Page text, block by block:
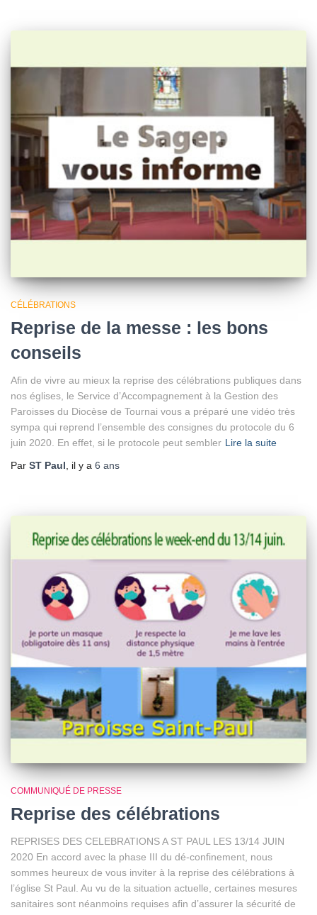
CÉLÉBRATIONS
Reprise de la messe : les bons
conseils
Afin de vivre au mieux la reprise des célébrations publiques dans
nos églises, le Service d’Accompagnement à la Gestion des
Paroisses du Diocèse de Tournai vous a préparé une vidéo très
sympa qui reprend l’ensemble des consignes du protocole du 6
juin 2020. En effet, si le protocole peut sembler Lire la suite
Par ST Paul, il y a 6 ans
COMMUNIQUÉ DE PRESSE
Reprise des célébrations
REPRISES DES CELEBRATIONS A ST PAUL LES 13/14 JUIN
2020 En accord avec la phase III du dé-confinement, nous
sommes heureux de vous inviter à la reprise des célébrations à
l’église St Paul. Au vu de la situation actuelle, certaines mesures
sanitaires sont néanmoins requises afin d’assurer la sécurité de